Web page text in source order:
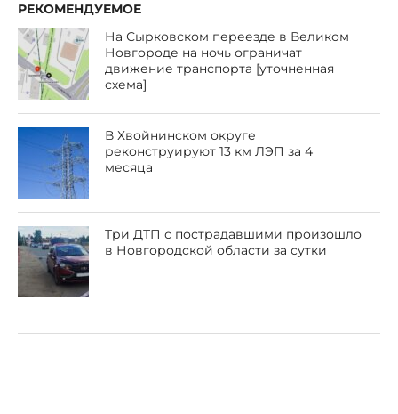
РЕКОМЕНДУЕМОЕ
На Сырковском переезде в Великом
Новгороде на ночь ограничат
движение транспорта [уточненная
схема]
В Хвойнинском округе
реконструируют 13 км ЛЭП за 4
месяца
Три ДТП с пострадавшими произошло
в Новгородской области за сутки